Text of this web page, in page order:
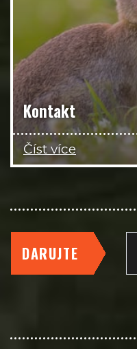
Kontakt
Číst více
DARUJTE